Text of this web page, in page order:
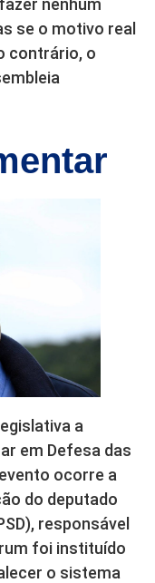
nenhum
se o motivo real
contrário, o
a
em Defesa das
ocorre a
do deputado
responsável
foi instituído
o sistema